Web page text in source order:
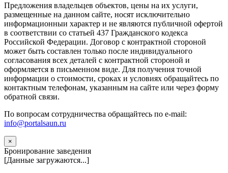
Предложения владельцев объектов, цены на их услуги,
размещенные на данном сайте, носят исключительно
информационныи характер и не являются публичной офертой
в соответствии со статьей 437 Гражданского кодекса
Российской Федерации. Договор с контрактной стороной
может быть составлен только после индивидуального
согласования всех деталей с контрактной стороной и
оформляется в письменном виде. Для получения точной
информации о стоимости, сроках и условиях обращайтесь по
контактным телефонам, указанным на сайте или через форму
обратной связи.
По вопросам сотрудничества обращайтесь по e-mail:
info@portalsaun.ru
×
Бронирование заведения
[Данные загружаются...]